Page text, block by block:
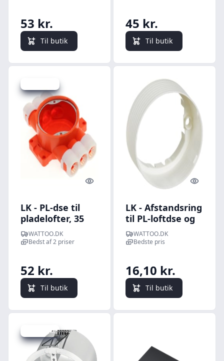
53 kr.
Til butik
45 kr.
Til butik
Quick look
LK - PL-dse til
pladelofter, 35
mm hj (PL 35/16)
WATTOO.DK
Bedst af 2 priser
52 kr.
Til butik
Quick
LK - Afstandsring
til PL-loftdse og
PV-vgdse,
udligner fra 6 til
WATTOO.DK
Bedste pris
16,10 kr.
Til butik
Spar -18 kr.